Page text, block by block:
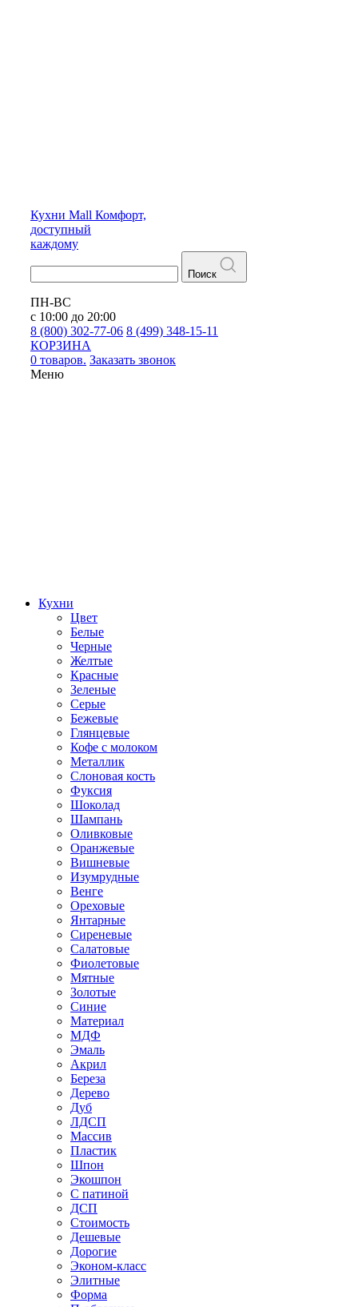
Кухни Mall Комфорт,
доступный
каждому
Поиск
ПН-ВС
с 10:00 до 20:00
8 (800) 302-77-06 8 (499) 348-15-11
КОРЗИНА
0 товаров. Заказать звонок
Меню
Кухни
Цвет
Белые
Черные
Желтые
Красные
Зеленые
Серые
Бежевые
Глянцевые
Кофе с молоком
Металлик
Слоновая кость
Фуксия
Шоколад
Шампань
Оливковые
Оранжевые
Вишневые
Изумрудные
Венге
Ореховые
Янтарные
Сиреневые
Салатовые
Фиолетовые
Мятные
Золотые
Синие
Материал
МДФ
Эмаль
Акрил
Береза
Дерево
Дуб
ЛДСП
Массив
Пластик
Шпон
Экошпон
С патиной
ДСП
Стоимость
Дешевые
Дорогие
Эконом-класс
Элитные
Форма